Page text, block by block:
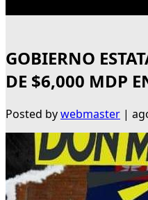
GOBIERNO
DE $6,000 MDP
Posted bywebmaster |